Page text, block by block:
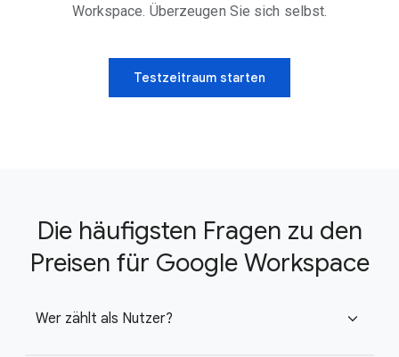
Workspace. Überzeugen Sie sich selbst.
Testzeitraum starten
Die häufigsten Fragen zu den
Preisen für Google Workspace
Wer zählt als Nutzer? expand_more